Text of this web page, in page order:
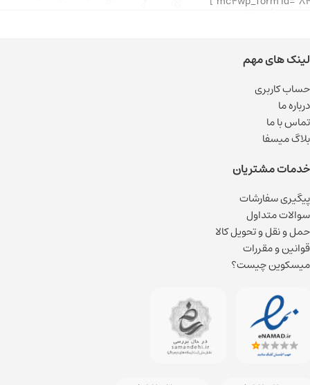
لینک های مهم
حساب کاربری
درباره ما
تماس با ما
بلاگ میسفا
خدمات مشتریان
پیگیری سفارشات
سوالات متداول
حمل و نقل و تحویل کالا
قوانین و مقررات
میسکوین چیست؟